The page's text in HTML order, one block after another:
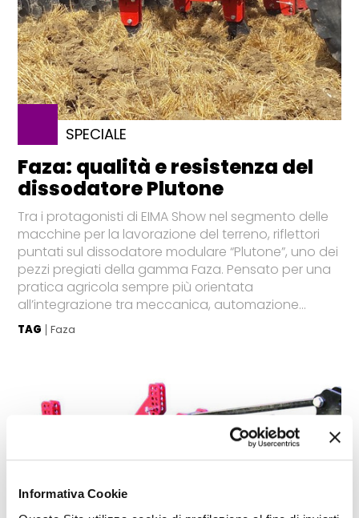
Informativa Cookie
SPECIALE
Faza: qualità e resistenza del
dissodatore Plutone
Tra i protagonisti di EIMA Show nel segmento delle
macchine per la lavorazione del terreno, riflettori
puntati sul dissodatore modulare “Plutone”, uno dei
pezzi pregiati della gamma Faza. Pensato per una
pratica agricola sempre più orientata
all’integrazione tra meccanica, automazione...
TAG Faza